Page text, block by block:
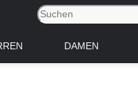
DAMEN